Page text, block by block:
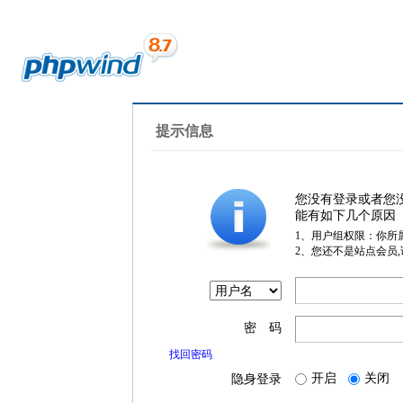
提示信息
您没有登录或者您
能有如下几个原因
1、用户组权限：你所
2、您还不是站点会员
密 码
找回密码
隐身登录 开启 关闭